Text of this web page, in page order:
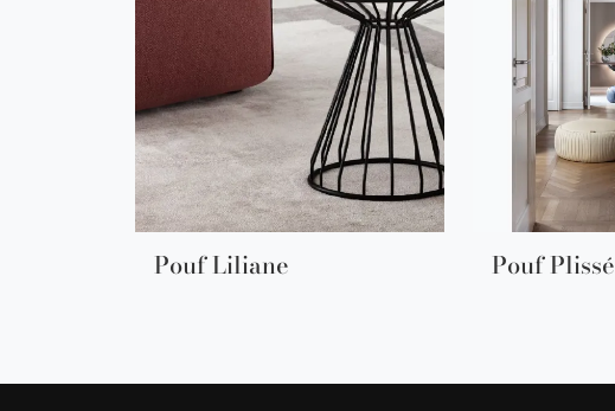
Pouf Liliane Pouf Plissé